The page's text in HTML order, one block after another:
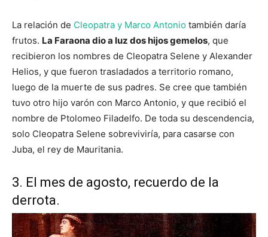
La relación de Cleopatra y Marco Antonio también daría
frutos. La Faraona dio a luz dos hijos gemelos, que
recibieron los nombres de Cleopatra Selene y Alexander
Helios, y que fueron trasladados a territorio romano,
luego de la muerte de sus padres. Se cree que también
tuvo otro hijo varón con Marco Antonio, y que recibió el
nombre de Ptolomeo Filadelfo. De toda su descendencia,
solo Cleopatra Selene sobreviviría, para casarse con
Juba, el rey de Mauritania.
3. El mes de agosto, recuerdo de la
derrota.